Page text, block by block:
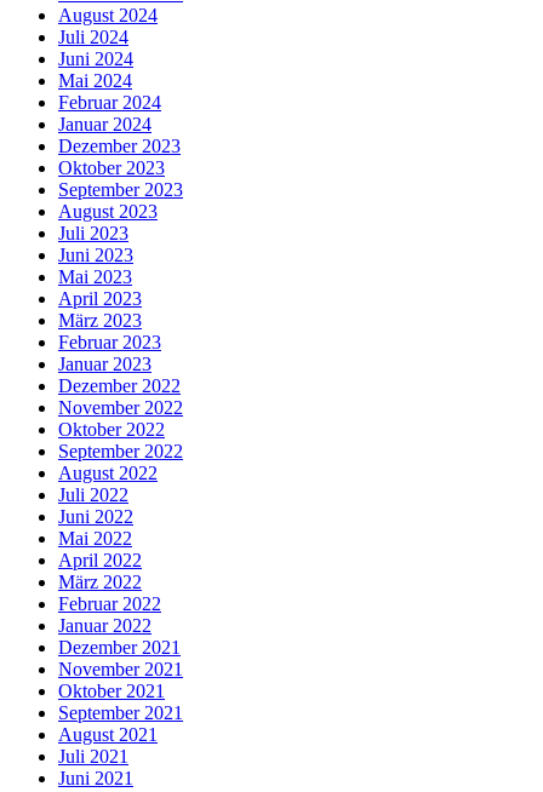
August 2024
Juli 2024
Juni 2024
Mai 2024
Februar 2024
Januar 2024
Dezember 2023
Oktober 2023
September 2023
August 2023
Juli 2023
Juni 2023
Mai 2023
April 2023
März 2023
Februar 2023
Januar 2023
Dezember 2022
November 2022
Oktober 2022
September 2022
August 2022
Juli 2022
Juni 2022
Mai 2022
April 2022
März 2022
Februar 2022
Januar 2022
Dezember 2021
November 2021
Oktober 2021
September 2021
August 2021
Juli 2021
Juni 2021